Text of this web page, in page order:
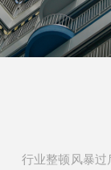
行业整顿风暴过